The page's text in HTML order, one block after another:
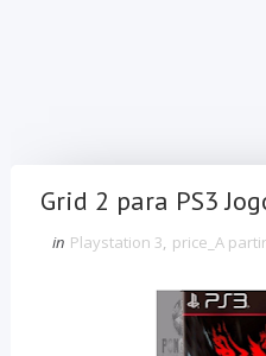
Grid 2 para PS3
in Playstation 3, price_A